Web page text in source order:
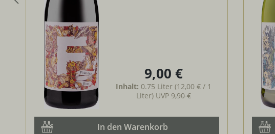
Regulärer Preis:
9,00 €
Inhalt: 0.75 Liter (12,00 € / 1
Liter) UVP 9,90 €
In den Warenkorb